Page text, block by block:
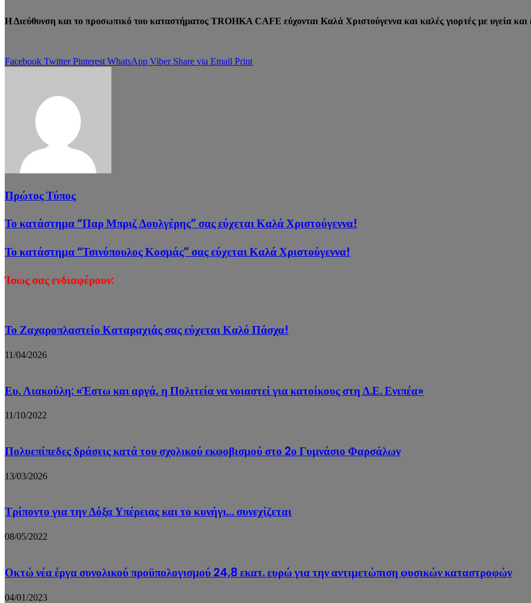
Η Διεύθυνση και το προσωπικό του καταστήματος TROHKA CAFE εύχονται Καλά Χριστούγεννα και καλές γιορτές με υγεία και
Facebook Twitter Pinterest WhatsApp Viber Share via Email Print
Πρώτος Τύπος
Το κατάστημα “Παρ Μπριζ Δουλγέρης” σας εύχεται Καλά Χριστούγεννα!
Το κατάστημα “Τσινόπουλος Κοσμάς” σας εύχεται Καλά Χριστούγεννα!
Ίσως σας ενδιαφέρουν:
Το Ζαχαροπλαστείο Καταραχιάς σας εύχεται Καλό Πάσχα!
11/04/2026
Ευ. Λιακούλη: «Έστω και αργά, η Πολιτεία να νοιαστεί για κατοίκους στη Δ.Ε. Ενιπέα»
11/10/2022
Πολυεπίπεδες δράσεις κατά του σχολικού εκφοβισμού στο 2ο Γυμνάσιο Φαρσάλων
13/03/2026
Τρίποντο για την Δόξα Υπέρειας και το κυνήγι… συνεχίζεται
08/05/2022
Οκτώ νέα έργα συνολικού προϋπολογισμού 24,8 εκατ. ευρώ για την αντιμετώπιση φυσικών καταστροφών
04/01/2023